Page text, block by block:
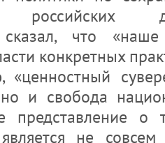
российских
что
конкретных
но и свобода
представление
не